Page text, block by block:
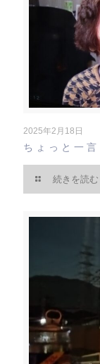
2025年2月18日
ちょっと一言
続きを読む